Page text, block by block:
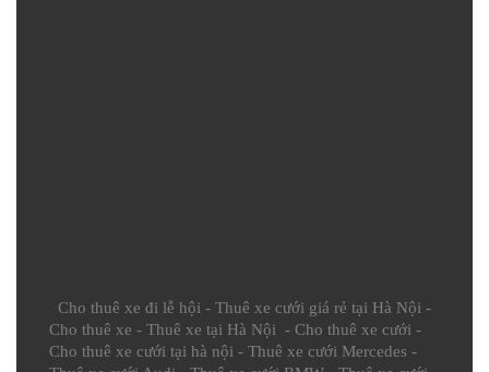
Cho thuê xe đi lễ hội - Thuê xe cưới giá rẻ tại Hà Nội -
Cho thuê xe - Thuê xe tại Hà Nội - Cho thuê xe cưới -
Cho thuê xe cưới tại hà nội - Thuê xe cưới Mercedes -